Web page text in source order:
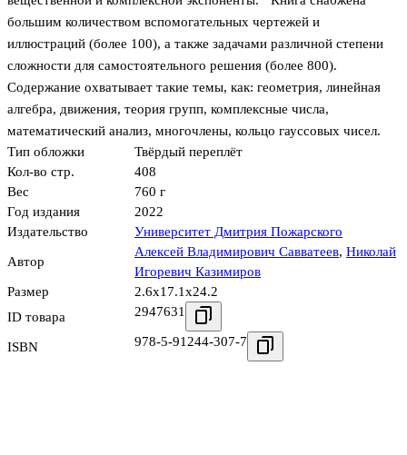
большим количеством вспомогательных чертежей и
иллюстраций (более 100), а также задачами различной степени
сложности для самостоятельного решения (более 800).
Содержание охватывает такие темы, как: геометрия, линейная
алгебра, движения, теория групп, комплексные числа,
математический анализ, многочлены, кольцо гауссовых чисел.
Тип обложки
Твёрдый переплёт
Кол-во стр.
408
Вес
760 г
Год издания
2022
Издательство
Университет Дмитрия Пожарского
Автор
Алексей Владимирович Савватеев, Николай
Игоревич Казимиров
Размер
2.6x17.1x24.2
ID товара
2947631
ISBN 978-5-91244-307-7